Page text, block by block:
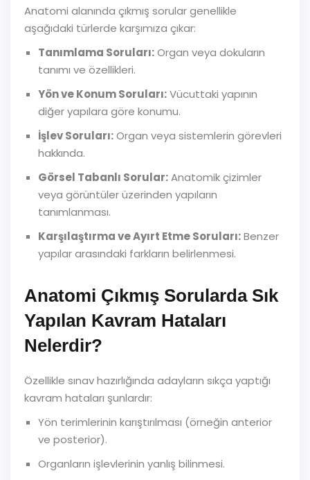
Anatomi alanında çıkmış sorular genellikle
aşağıdaki türlerde karşımıza çıkar:
Tanımlama Soruları:Organ veya dokuların
tanımı ve özellikleri.
Yön ve Konum Soruları:Vücuttaki yapının
diğer yapılara göre konumu.
İşlev Soruları:Organ veya sistemlerin görevleri
hakkında.
Görsel Tabanlı Sorular:Anatomik çizimler
veya görüntüler üzerinden yapıların
tanımlanması.
Karşılaştırma ve Ayırt Etme Soruları:Benzer
yapılar arasındaki farkların belirlenmesi.
Anatomi Çıkmış Sorularda Sık
Yapılan Kavram Hataları
Nelerdir?
Özellikle sınav hazırlığında adayların sıkça yaptığı
kavram hataları şunlardır:
Yön terimlerinin karıştırılması (örneğin anterior
ve posterior).
Organların işlevlerinin yanlış bilinmesi.